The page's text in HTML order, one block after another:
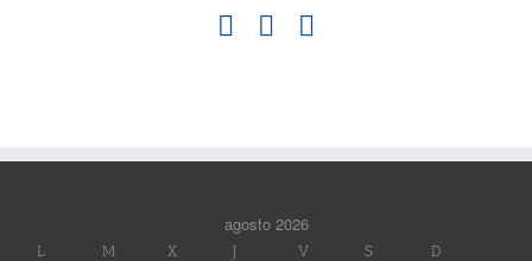
agosto 2026
L M X J V S D